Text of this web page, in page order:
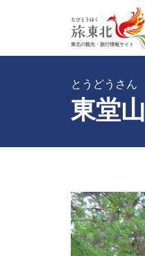
東堂山
とうどうさん